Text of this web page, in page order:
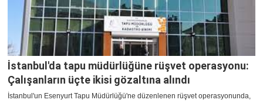
İstanbul'da tapu müdürlüğüne rüşvet operasyonu:
Çalışanların üçte ikisi gözaltına alındı
İstanbul'un Esenyurt Tapu Müdürlüğü'ne düzenlenen rüşvet operasyonunda,